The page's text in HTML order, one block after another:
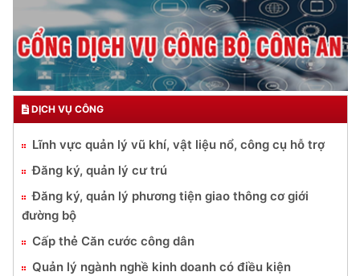
DỊCH VỤ CÔNG
Lĩnh vực quản lý vũ khí, vật liệu nổ, công cụ hỗ trợ
Đăng ký, quản lý cư trú
Đăng ký, quản lý phương tiện giao thông cơ giới
đường bộ
Cấp thẻ Căn cước công dân
Quản lý ngành nghề kinh doanh có điều kiện